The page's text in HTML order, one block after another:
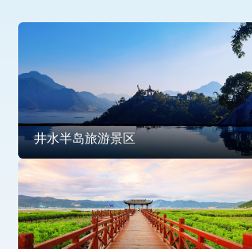
井水半岛旅游景区